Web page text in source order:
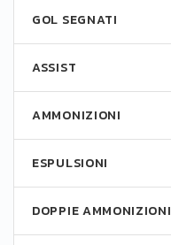
GOL SEGNATI
ASSIST
AMMONIZIONI
ESPULSIONI
DOPPIE AMMONIZIONI